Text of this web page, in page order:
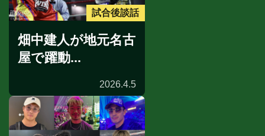
試合後談話
畑中建人が地元名古
屋で躍動...
2026.4.5